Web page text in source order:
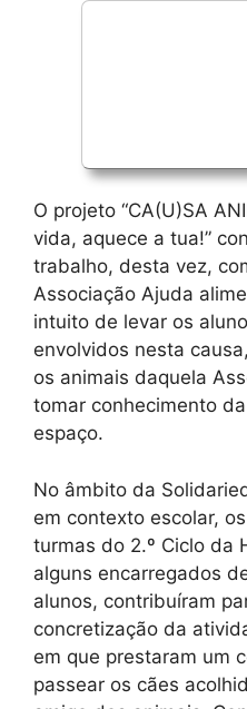
O projeto “CA(U)SA
vida, aquece a tua!”
trabalho, desta vez,
Associação Ajuda
intuito de levar os
envolvidos nesta
os animais daquela
tomar conhecimento
espaço.
No âmbito da
em contexto escolar,
turmas do 2.º Ciclo da
alguns encarregados
alunos, contribuíram
concretização da
em que prestaram um
passear os cães